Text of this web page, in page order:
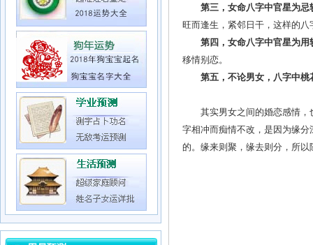
第三，女命八字中官星为
旺而逢生，紧邻日干，这样的
第四，女命八字中官星为
移情别恋。
第五，不论男女，八字中
其实男女之间的婚恋感情，
字相冲而痴情不改，是因为缘
的。缘来则聚，缘去则分，所